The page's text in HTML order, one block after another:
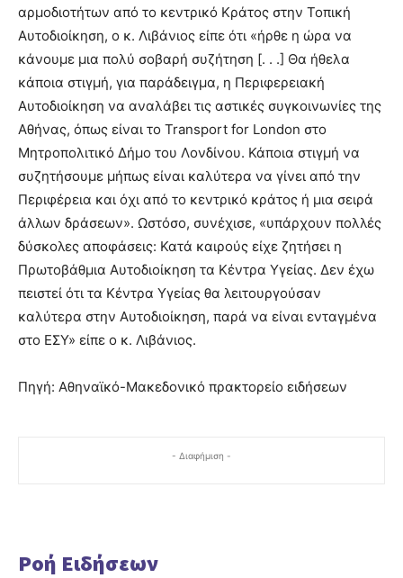
αρμοδιοτήτων από το κεντρικό Κράτος στην Τοπική
Αυτοδιοίκηση, ο κ. Λιβάνιος είπε ότι «ήρθε η ώρα να
κάνουμε μια πολύ σοβαρή συζήτηση [. . .] Θα ήθελα
κάποια στιγμή, για παράδειγμα, η Περιφερειακή
Αυτοδιοίκηση να αναλάβει τις αστικές συγκοινωνίες της
Αθήνας, όπως είναι το Transport for London στο
Μητροπολιτικό Δήμο του Λονδίνου. Κάποια στιγμή να
συζητήσουμε μήπως είναι καλύτερα να γίνει από την
Περιφέρεια και όχι από το κεντρικό κράτος ή μια σειρά
άλλων δράσεων». Ωστόσο, συνέχισε, «υπάρχουν πολλές
δύσκολες αποφάσεις: Κατά καιρούς είχε ζητήσει η
Πρωτοβάθμια Αυτοδιοίκηση τα Κέντρα Υγείας. Δεν έχω
πειστεί ότι τα Κέντρα Υγείας θα λειτουργούσαν
καλύτερα στην Αυτοδιοίκηση, παρά να είναι ενταγμένα
στο ΕΣΥ» είπε ο κ. Λιβάνιος.
Πηγή: Αθηναϊκό-Μακεδονικό πρακτορείο ειδήσεων
- Διαφήμιση -
Ροή Ειδήσεων